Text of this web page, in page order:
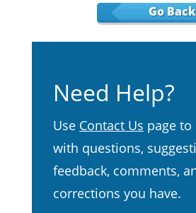
እነሆ፥ ፊትህን
በግምባራቸው
ቤት ቢሆኑ አትፍራቸው፤
የተነሣ አትደንግጥ።
10. እርሱም። የሰው ልጅ
ቃሌን ሁሉ በልብህ ተቀበል
ስማ።
11.ተነሥተህም ወደ
Go
Need Help?
Use Contact Us page to
with questions,
feedback, comments,
corrections you have.